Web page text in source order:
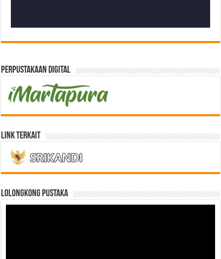
Perpustakaan Digital
Link Terkait
LOLONGKONG PUSTAKA